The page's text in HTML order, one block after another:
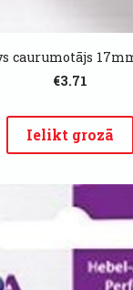
caurumotājs
€3.71
Ielikt grozā